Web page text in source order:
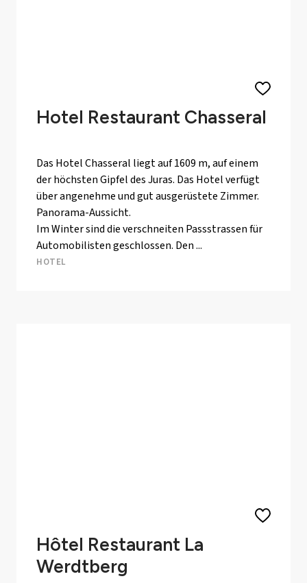
Hotel Restaurant Chasseral
Das Hotel Chasseral liegt auf 1609 m, auf einem
der höchsten Gipfel des Juras. Das Hotel verfügt
über angenehme und gut ausgerüstete Zimmer.
Panorama-Aussicht.
Im Winter sind die verschneiten Passstrassen für
Automobilisten geschlossen. Den ...
HOTEL
Hôtel Restaurant La
Werdtberg